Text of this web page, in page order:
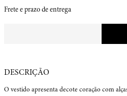
Frete e prazo de entrega
O vestido apresenta decote coração com